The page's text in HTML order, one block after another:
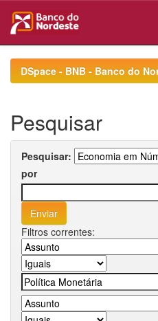
navigationDSpace - BNB - Banco do
Pesquisar
Pesquisar:
por
Filtros correntes: